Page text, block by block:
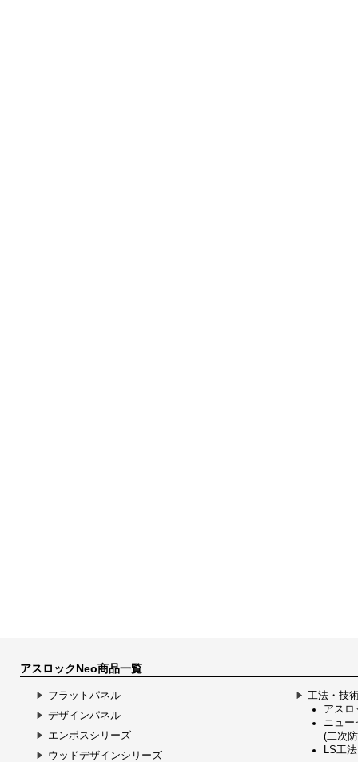
アスロックNeo商品一覧
フラットパネル
デザインパネル
エンボスシリーズ
ウッドデザインシリーズ
工法・技
アスロ
ニュー
(二次
LS工法